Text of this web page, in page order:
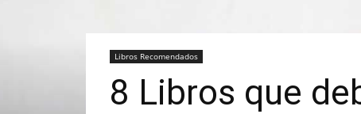
Libros Recomendados
8 Libros que